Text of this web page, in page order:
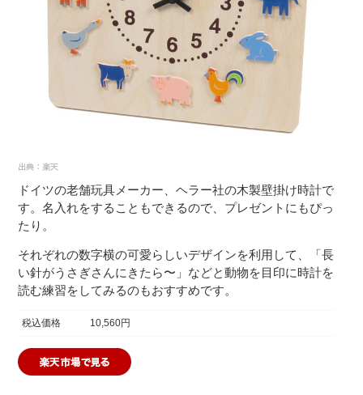
ドイツの老舗玩具メーカー、ヘラー社の木製壁掛け時計で
す。名入れをすることもできるので、プレゼントにもぴっ
たり。
それぞれの数字横の可愛らしいデザインを利用して、「長
い針がうさぎさんにきたら〜」などと動物を目印に時計を
読む練習をしてみるのもおすすめです。
税込価格 10,560円